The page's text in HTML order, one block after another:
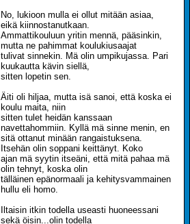
No, lukioon mulla ei ollut mitään asiaa,
eikä kiinnostanutkaan.
Ammattikouluun yritin mennä, pääsinkin,
mutta ne pahimmat koulukiusaajat
tulivat sinnekin. Mä olin umpikujassa. Pari
kuukautta kävin siellä,
sitten lopetin sen.
Äiti oli hiljaa, mutta isä sanoi, että koska ei
koulu maita, niin
sitten tulet heidän kanssaan
navettahommiin. Kyllä mä sinne menin, en
sitä ottanut minään rangaistuksena.
Itsehän olin soppani keittänyt. Koko
ajan mä syytin itseäni, että mitä pahaa mä
olin tehnyt, koska olin
tälläinen epänormaali ja kehitysvammainen
hullu eli homo.
Iltaisin itkin todella useasti huoneessani
sekä öisin...olin todella